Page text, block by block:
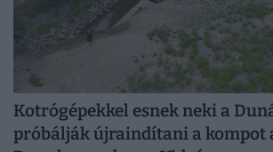
Kotrógépekkel esnek neki a
próbálják újraindítani a kompot